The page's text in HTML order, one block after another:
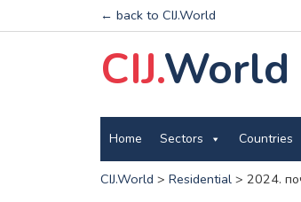
← back to CIJ.World
CIJ.World
Home Sectors Countries
CIJ.World > Residential> 2024.